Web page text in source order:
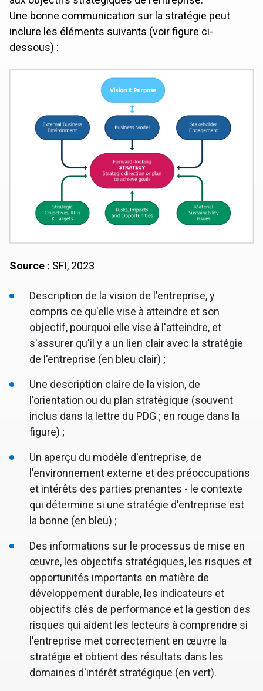
Une bonne communication sur la stratégie peut
inclure les éléments suivants (voir figure ci-
dessous) :
Source : SFI, 2023
Description de la vision de l'entreprise, y
compris ce qu'elle vise à atteindre et son
objectif, pourquoi elle vise à l'atteindre, et
s'assurer qu'il y a un lien clair avec la stratégie
de l'entreprise (en bleu clair) ;
Une description claire de la vision, de
l'orientation ou du plan stratégique (souvent
inclus dans la lettre du PDG ; en rouge dans la
figure) ;
Un aperçu du modèle d'entreprise, de
l'environnement externe et des préoccupations
et intérêts des parties prenantes - le contexte
qui détermine si une stratégie d'entreprise est
la bonne (en bleu) ;
Des informations sur le processus de mise en
œuvre, les objectifs stratégiques, les risques et
opportunités importants en matière de
développement durable, les indicateurs et
objectifs clés de performance et la gestion des
risques qui aident les lecteurs à comprendre si
l'entreprise met correctement en œuvre la
stratégie et obtient des résultats dans les
domaines d'intérêt stratégique (en vert).